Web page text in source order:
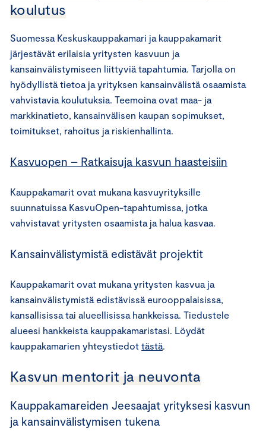
koulutus
Suomessa Keskuskauppakamari ja kauppakamarit
järjestävät erilaisia yritysten kasvuun ja
kansainvälistymiseen liittyviä tapahtumia. Tarjolla on
hyödyllistä tietoa ja yrityksen kansainvälistä osaamista
vahvistavia koulutuksia. Teemoina ovat maa- ja
markkinatieto, kansainvälisen kaupan sopimukset,
toimitukset, rahoitus ja riskienhallinta.
Kasvuopen – Ratkaisuja kasvun haasteisiin
Kauppakamarit ovat mukana kasvuyrityksille
suunnatuissa KasvuOpen-tapahtumissa, jotka
vahvistavat yritysten osaamista ja halua kasvaa.
Kansainvälistymistä edistävät projektit
Kauppakamarit ovat mukana yritysten kasvua ja
kansainvälistymistä edistävissä eurooppalaisissa,
kansallisissa tai alueellisissa hankkeissa. Tiedustele
alueesi hankkeista kauppakamaristasi. Löydät
kauppakamarien yhteystiedot tästä.
Kasvun mentorit ja neuvonta
Kauppakamareiden Jeesaajat yrityksesi kasvun
ja kansainvälistymisen tukena